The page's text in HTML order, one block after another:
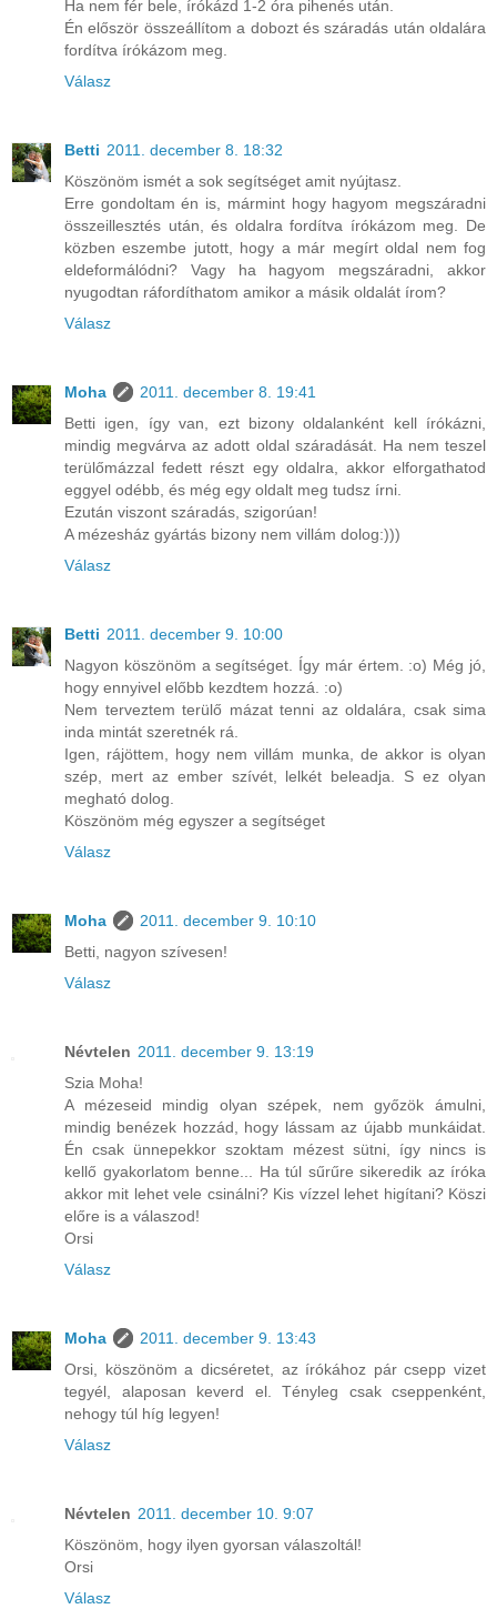
Ha nem fér bele, írókázd 1-2 óra pihenés után.
Én először összeállítom a dobozt és száradás után oldalára
fordítva írókázom meg.
Válasz
Betti 2011. december 8. 18:32
Köszönöm ismét a sok segítséget amit nyújtasz.
Erre gondoltam én is, mármint hogy hagyom megszáradni
összeillesztés után, és oldalra fordítva írókázom meg. De
közben eszembe jutott, hogy a már megírt oldal nem fog
eldeformálódni? Vagy ha hagyom megszáradni, akkor
nyugodtan ráfordíthatom amikor a másik oldalát írom?
Válasz
Moha
2011. december 8. 19:41
Betti igen, így van, ezt bizony oldalanként kell írókázni,
mindig megvárva az adott oldal száradását. Ha nem teszel
terülőmázzal fedett részt egy oldalra, akkor elforgathatod
eggyel odébb, és még egy oldalt meg tudsz írni.
Ezután viszont száradás, szigorúan!
A mézesház gyártás bizony nem villám dolog:)))
Válasz
Betti 2011. december 9. 10:00
Nagyon köszönöm a segítséget. Így már értem. :o) Még jó,
hogy ennyivel előbb kezdtem hozzá. :o)
Nem terveztem terülő mázat tenni az oldalára, csak sima
inda mintát szeretnék rá.
Igen, rájöttem, hogy nem villám munka, de akkor is olyan
szép, mert az ember szívét, lelkét beleadja. S ez olyan
megható dolog.
Köszönöm még egyszer a segítséget
Válasz
Moha
2011. december 9. 10:10
Betti, nagyon szívesen!
Válasz
Névtelen 2011. december 9. 13:19
Szia Moha!
A mézeseid mindig olyan szépek, nem győzök ámulni,
mindig benézek hozzád, hogy lássam az újabb munkáidat.
Én csak ünnepekkor szoktam mézest sütni, így nincs is
kellő gyakorlatom benne... Ha túl sűrűre sikeredik az íróka
akkor mit lehet vele csinálni? Kis vízzel lehet higítani? Köszi
előre is a válaszod!
Orsi
Válasz
Moha
2011. december 9. 13:43
Orsi, köszönöm a dicséretet, az írókához pár csepp vizet
tegyél, alaposan keverd el. Tényleg csak cseppenként,
nehogy túl híg legyen!
Válasz
Névtelen 2011. december 10. 9:07
Köszönöm, hogy ilyen gyorsan válaszoltál!
Orsi
Válasz